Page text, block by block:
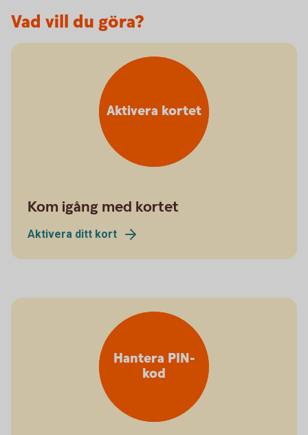
Vad vill du göra?
Aktivera kortet
Kom igång med kortet
Aktivera ditt kort
Hantera PIN-
kod